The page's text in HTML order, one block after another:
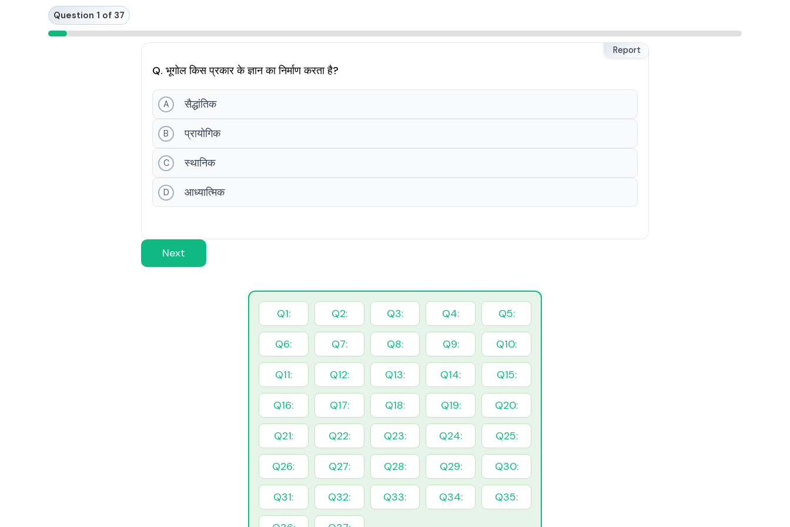
Question 1 of 37
Q. भूगोल किस प्रकार के ज्ञान का निर्माण करता है?
A सैद्धांतिक
B प्रायोगिक
C स्थानिक
D आध्यात्मिक
Report
Next
Q1: Q2: Q3: Q4: Q5:
Q6: Q7: Q8: Q9: Q10:
Q11: Q12: Q13: Q14: Q15:
Q16: Q17: Q18: Q19: Q20:
Q21: Q22: Q23: Q24: Q25:
Q26: Q27: Q28: Q29: Q30:
Q31: Q32: Q33: Q34: Q35: